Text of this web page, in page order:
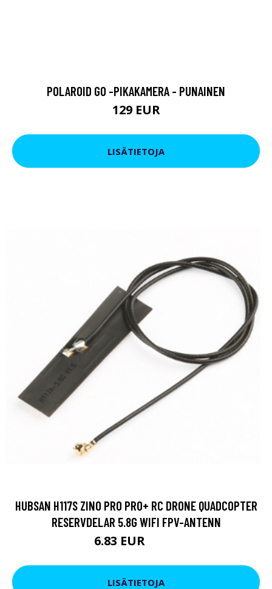
POLAROID GO -PIKAKAMERA - PUNAINEN
129 EUR
LISÄTIETOJA
HUBSAN H117S ZINO PRO PRO+ RC DRONE QUADCOPTER
RESERVDELAR 5.8G WIFI FPV-ANTENN
6.83 EUR
LISÄTIETOJA